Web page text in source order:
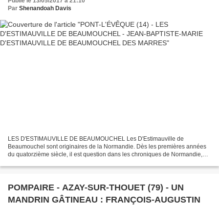
Par Shenandoah Davis
LES D'ESTIMAUVILLE DE BEAUMOUCHEL Les D'Estimauville de
Beaumouchel sont originaires de la Normandie. Dès les premières années
du quatorzième siècle, il est question dans les chroniques de Normandie,
POMPAIRE - AZAY-SUR-THOUET (79) - UN
MANDRIN GÂTINEAU : FRANÇOIS-AUGUSTIN